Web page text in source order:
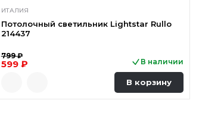
ИТАЛИЯ
Потолочный светильник Lightstar Rullo
214437
799 ₽
599 ₽ В наличии
В корзину